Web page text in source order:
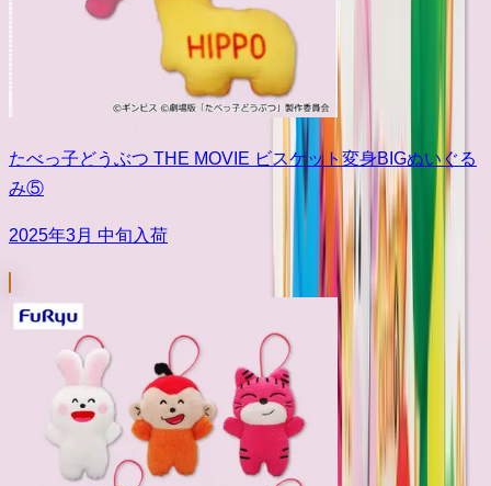
たべっ子どうぶつ THE MOVIE ビスケット変身BIGぬいぐる
み⑤
2025年3月 中旬入荷